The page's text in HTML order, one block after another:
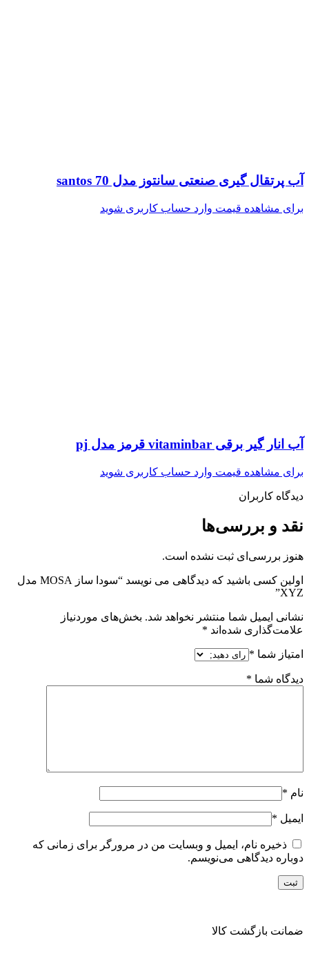
آب پرتقال گیری صنعتی سانتوز مدل santos 70
برای مشاهده قیمت وارد حساب کاربری شوید
آب انار گیر برقی vitaminbar قرمز مدل pj
برای مشاهده قیمت وارد حساب کاربری شوید
دیدگاه کاربران
نقد و بررسی‌ها
هنوز بررسی‌ای ثبت نشده است.
اولین کسی باشید که دیدگاهی می نویسد “سودا ساز MOSA مدل
XYZ”
نشانی ایمیل شما منتشر نخواهد شد. بخش‌های موردنیاز
علامت‌گذاری شده‌اند *
امتیاز شما *
دیدگاه شما *
نام *
ایمیل *
ذخیره نام، ایمیل و وبسایت من در مرورگر برای زمانی که
دوباره دیدگاهی می‌نویسم.
ضمانت بازگشت کالا